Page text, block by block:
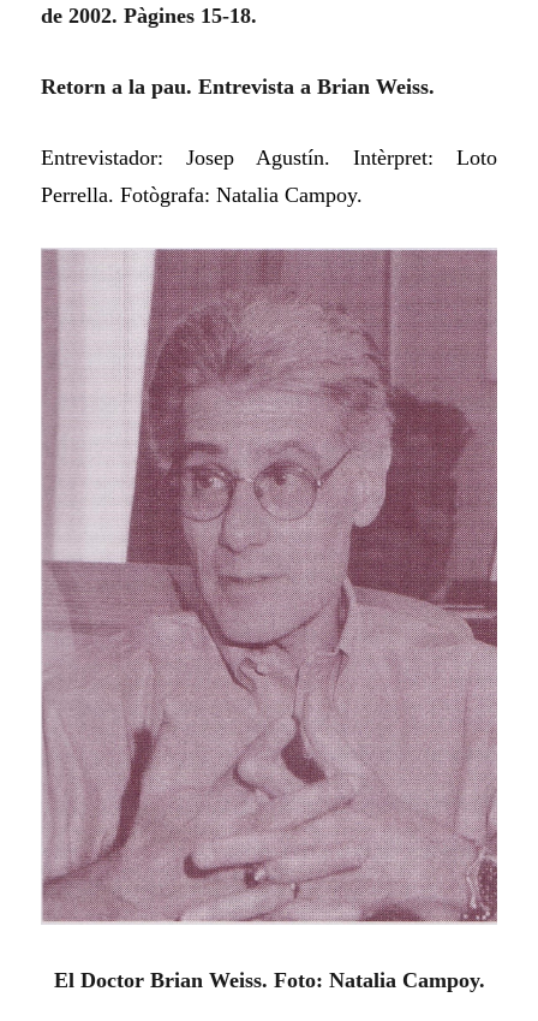
de 2002. Pàgines 15-18.
Retorn a la pau. Entrevista a Brian Weiss.
Entrevistador: Josep Agustín. Intèrpret: Loto
Perrella. Fotògrafa: Natalia Campoy.
El Doctor Brian Weiss. Foto: Natalia Campoy.